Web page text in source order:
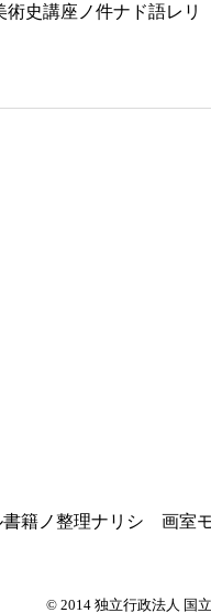
史講座ノ件ナド語レ
籍ノ整理ナリシ 画室
© 2014 独立行政法人 国